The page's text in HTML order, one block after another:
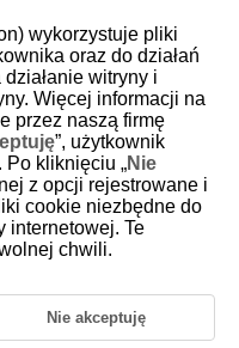
w kierunku obiektu (w
odbicie lustrzane.
].
wykorzystuje pliki
oraz do działań
witryny i
Więcej informacji na
przez naszą firmę
”, użytkownik
kliknięciu „Nie
z opcji rejestrowane i
cookie niezbędne do
internetowej. Te
chwili.
Nie akceptuję